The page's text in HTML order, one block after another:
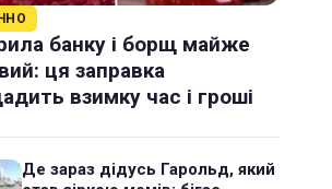
банку і борщ майже
ця заправка
взимку час і гроші
Де зараз дідусь Гарольд, який